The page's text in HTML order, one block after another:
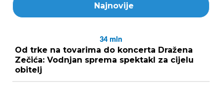
Najnovije
34 min
Od trke na tovarima do koncerta Dražena
Zečića: Vodnjan sprema spektakl za cijelu
obitelj